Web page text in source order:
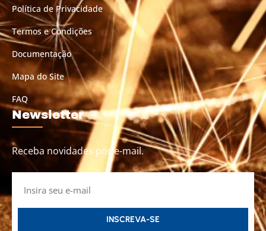
Política de Privacidade
Termos e Condições
Documentação
Mapa do Site
FAQ
Newsletter
Receba novidades por e-mail.
INSCREVA-SE